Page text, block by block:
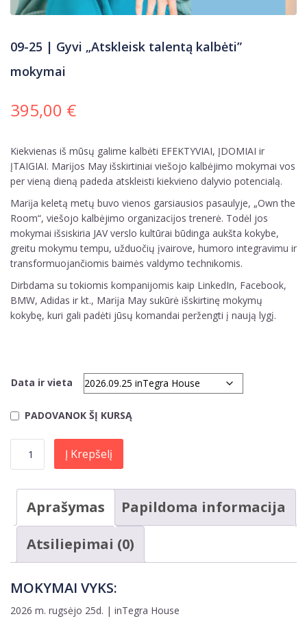
09-25 | Gyvi „Atskleisk talentą kalbėti”
mokymai
395,00 €
Kiekvienas iš mūsų galime kalbėti EFEKTYVIAI, ĮDOMIAI ir
ĮTAIGIAI. Marĳos May išskirtiniai viešojo kalbėjimo mokymai vos
per vieną dieną padeda atskleisti kiekvieno dalyvio potencialą.
Marĳa keletą metų buvo vienos garsiausios pasaulyje, „Own the
Room“, viešojo kalbėjimo organizacĳos trenerė. Todėl jos
mokymai išsiskiria JAV verslo kultūrai būdinga aukšta kokybe,
greitu mokymu tempu, užduočių įvairove, humoro integravimu ir
transformuojančiomis baimės valdymo technikomis.
Dirbdama su tokiomis kompanijomis kaip LinkedIn, Facebook,
BMW, Adidas ir kt., Marĳa May sukūrė išskirtinę mokymų
kokybę, kuri gali padėti jūsų komandai peržengti į naują lygį.
Data ir vieta
PADOVANOK ŠĮ KURSĄ
Į Krepšelį
Aprašymas
Papildoma informacija
Atsiliepimai (0)
MOKYMAI VYKS:
2026 m. rugsėjo 25d. | inTegra House